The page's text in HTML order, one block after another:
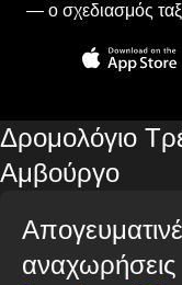
— ο σχεδιασμός
Δρομολόγιο
Αμβούργο
αναχωρήσεις